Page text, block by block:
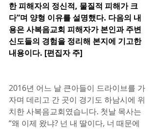
한 피해자의 정신적, 물질적 피해가 크
다”며 양형 이유를 설명했다. 다음의 내
용은 사복음교회 피해자가 본인과 주변
신도들의 경험을 정리해 본지에 기고한
내용이다. [편집자 주]
2016년 어느 날 큰아들이 드라이브를 가
자며 데리고 간 곳이 경기도 하남시에 위
치한 사복음교회였습니다. 첫날 목사는
“왜 이제 왔냐? 넌 내 딸이다, 너 때문에